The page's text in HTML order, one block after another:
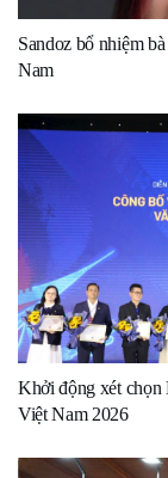
Sandoz bổ nhiệm
Nam
Khởi động xét chọn
Việt Nam 2026